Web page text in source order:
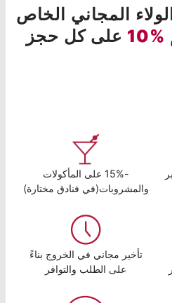
المجاني الخاص
%10
على كل حجز
-15% على المأكولات
والمشروبات(في فنادق مختارة)
تأخير مجاني في الخروج بناءً
على الطلب والتوافر